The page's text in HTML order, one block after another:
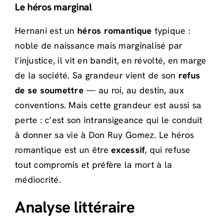
Le héros marginal
Hernani est un héros romantique typique :
noble de naissance mais marginalisé par
l’injustice, il vit en bandit, en révolté, en marge
de la société. Sa grandeur vient de son refus
de se soumettre — au roi, au destin, aux
conventions. Mais cette grandeur est aussi sa
perte : c’est son intransigeance qui le conduit
à donner sa vie à Don Ruy Gomez. Le héros
romantique est un êtreexcessif, qui refuse
tout compromis et préfère la mort à la
médiocrité.
Analyse littéraire